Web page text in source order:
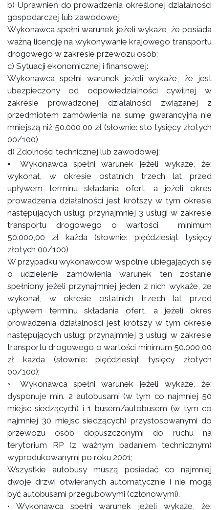
b) Uprawnień do prowadzenia określonej działalności
gospodarczej lub zawodowej
Wykonawca spełni warunek jeżeli wykaże, że posiada
ważną licencję na wykonywanie krajowego transportu
drogowego w zakresie przewozu osób;
c) Sytuacji ekonomicznej i finansowej:
Wykonawca spełni warunek jeżeli wykaże, że jest
ubezpieczony od odpowiedzialności cywilnej w
zakresie prowadzonej działalności związanej z
przedmiotem zamówienia na sumę gwarancyjną nie
mniejszą niż 50.000,00 zł (słownie: sto tysięcy złotych
00/100)
d) Zdolności technicznej lub zawodowej:
▪ Wykonawca spełni warunek jeżeli wykaże, że:
wykonał, w okresie ostatnich trzech lat przed
upływem terminu składania ofert, a jeżeli okres
prowadzenia działalności jest krótszy w tym okresie
następujących usług: przynajmniej 3 usługi w zakresie
transportu drogowego o wartości minimum
50.000,00 zł każda (słownie: pięćdziesiąt tysięcy
złotych 00/100)
W przypadku wykonawców wspólnie ubiegających się
o udzielenie zamówienia warunek ten zostanie
spełniony jeżeli przynajmniej jeden z nich wykaże, że
wykonał, w okresie ostatnich trzech lat przed
upływem terminu składania ofert, a jeżeli okres
prowadzenia działalności jest krótszy w tym okresie
następujących usług: przynajmniej 3 usługi w zakresie
transportu drogowego o wartości minimum 50.000,00
zł każda (słownie: pięćdziesiąt tysięcy złotych
00/100);
◦ Wykonawca spełni warunek jeżeli wykaże, że:
dysponuje min. 2 autobusami (w tym co najmniej 50
miejsc siedzących) i 1 busem/autobusem (w tym co
najmniej 30 miejsc siedzących) przystosowanymi do
przewozu osób dopuszczonymi do ruchu na
terytorium RP (z ważnym badaniem technicznym)
wyprodukowanymi po roku 2001;
Wszystkie autobusy muszą posiadać co najmniej
dwoje drzwi otwieranych automatycznie i nie mogą
być autobusami przegubowymi (członowymi).
• Wykonawca spełni warunek jeżeli wykaże, że: